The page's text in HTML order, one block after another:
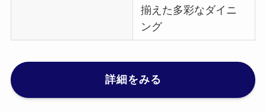
揃えた多彩なダイニ
ング
詳細をみる